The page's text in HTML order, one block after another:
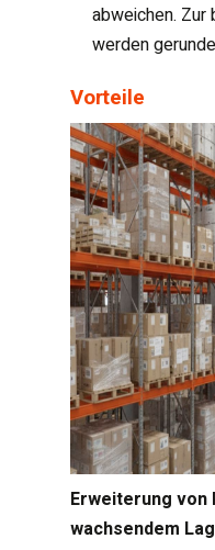
abweichen.
werden
Vorteile
Erweiterung
wachsendem